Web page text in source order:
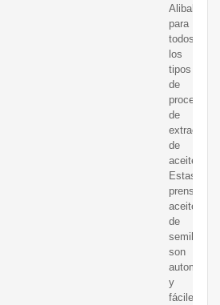
para
todos
los
tipos
de
procesos
de
extracción
de
aceite.
Estas
prensa
aceite
de
semillas
son
y
fáciles